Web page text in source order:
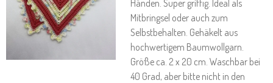
Händen. Super griffig. Ideal als
Mitbringsel oder auch zum
Selbstbehalten. Gehäkelt aus
hochwertigem Baumwollgarn.
Größe ca. 2 x 20 cm. Waschbar bei
40 Grad, aber bitte nicht in den